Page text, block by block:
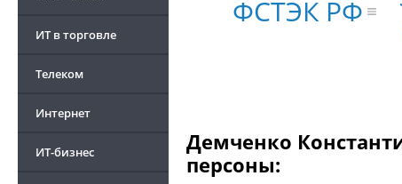
ИТ в торговле
Телеком
Интернет
ИТ-бизнес
ФСТЭК РФ
Демченко
персоны: